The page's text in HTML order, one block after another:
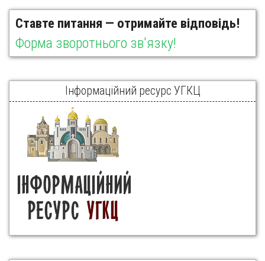
Ставте питання — отримайте відповідь!
Форма зворотнього зв'язку!
Інформаційний ресурс УГКЦ